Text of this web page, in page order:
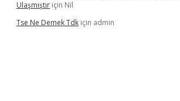
Ulaşmıştır için Nil
Tse Ne Demek Tdk için admin